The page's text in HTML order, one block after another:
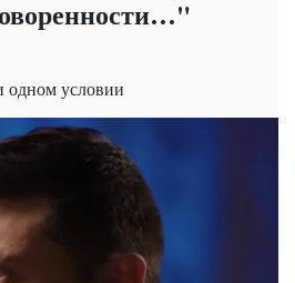
одном условии